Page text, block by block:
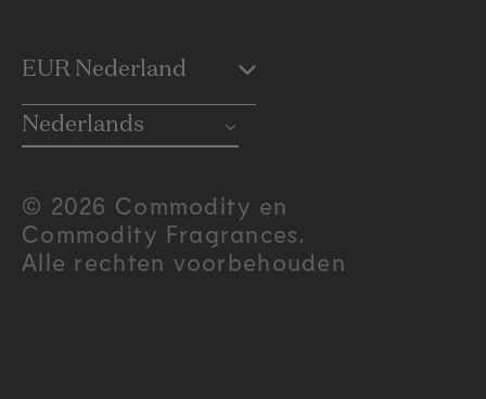
C
o
u
n
EUR Nederland
Nederlands
© 2026 Commodity en
Commodity Fragrances.
Alle rechten voorbehouden